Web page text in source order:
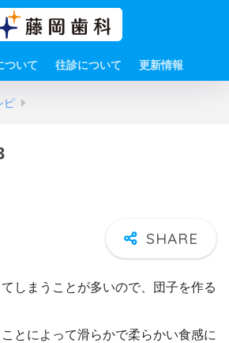
ついて 往診について 更新情報
ピ
しまうことが多いので、団子を作る
とによって滑らかで柔らかい食感に